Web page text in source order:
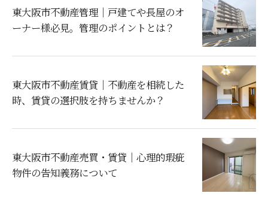
東大阪市不動産管理｜戸建てや長屋のオ
ーナー様必見。管理のポイントとは？
東大阪市不動産賃貸｜不動産を相続した
時、賃貸の選択肢を持ちませんか？
東大阪市不動産売買・賃貸｜心理的瑕疵
物件の告知義務について